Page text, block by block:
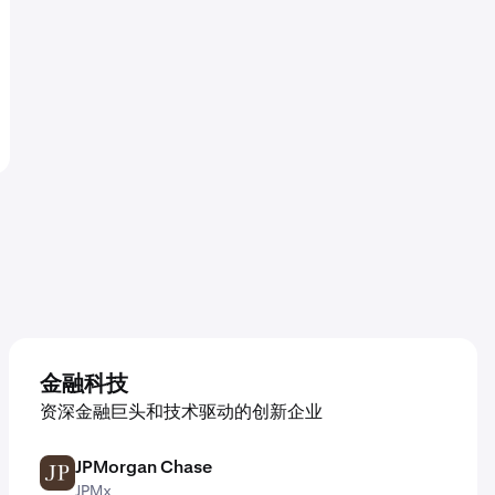
金融科技
资深金融巨头和技术驱动的创新企业
JPM JPMorgan Chase
JPMx